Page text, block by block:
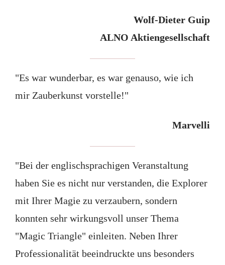
Wolf-Dieter Guip
ALNO Aktiengesellschaft
"Es war wunderbar, es war genauso, wie ich
mir Zauberkunst vorstelle!"
Marvelli
"Bei der englischsprachigen Veranstaltung
haben Sie es nicht nur verstanden, die Explorer
mit Ihrer Magie zu verzaubern, sondern
konnten sehr wirkungsvoll unser Thema
"Magic Triangle" einleiten. Neben Ihrer
Professionalität beeindruckte uns besonders